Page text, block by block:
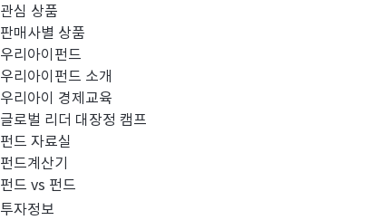
관심 상품
판매사별 상품
우리아이펀드
우리아이펀드 소개
우리아이 경제교육
글로벌 리더 대장정 캠프
펀드 자료실
펀드계산기
펀드 vs 펀드
투자정보
고난도금융투자상품